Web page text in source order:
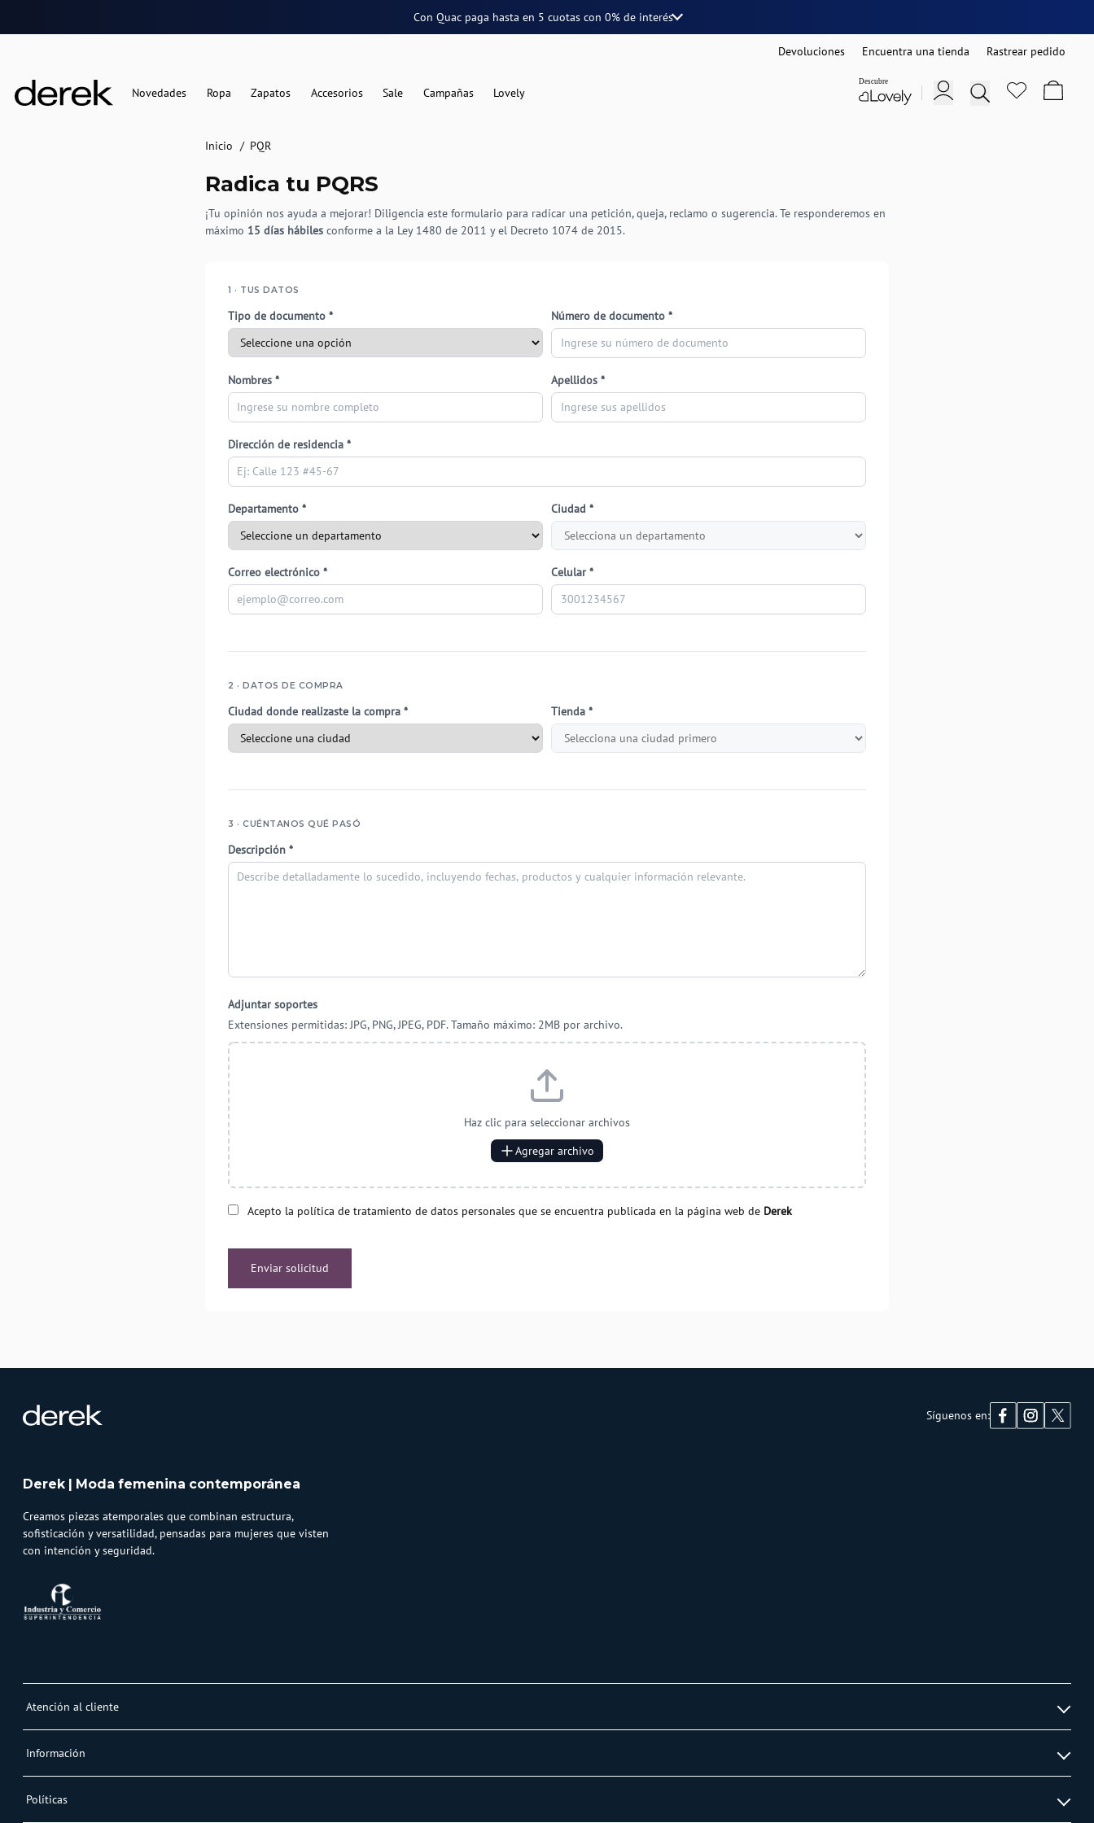
Con Quac paga hasta en 5 cuotascon 0% de interés
Devoluciones Encuentra una tienda Rastrear pedido
Novedades Ropa Zapatos Accesorios Sale Campañas Lovely
Inicio PQR
Radica tu PQRS
¡Tu opinión nos ayuda a mejorar! Diligencia este formulario para radicar una petición, queja, reclamo o sugerencia. Te responderemos en
máximo 15 días hábilesconforme a la Ley 1480 de 2011 y el Decreto 1074 de 2015.
1 · TUS DATOS
Tipo de documento * Número de documento *
Nombres * Apellidos *
Dirección de residencia *
Departamento * Ciudad *
Correo electrónico * Celular *
2 · DATOS DE COMPRA
Ciudad donde realizaste la compra * Tienda *
3 · CUÉNTANOS QUÉ PASÓ
Descripción *
Adjuntar soportes
Extensiones permitidas: JPG, PNG, JPEG, PDF. Tamaño máximo: 2MB por archivo.
Haz clic para seleccionar archivos
Agregar archivo
Acepto la política de tratamiento de datos personales que se encuentra publicada en la página web de Derek
Enviar solicitud
Síguenos en:
Derek | Moda femenina contemporánea
Creamos piezas atemporales que combinan estructura,
sofisticación y versatilidad, pensadas para mujeres que visten
con intención y seguridad.
Atención al cliente
Whatsapp
Servicio al cliente
Información
Solicita tu cupo QUAC
Políticas